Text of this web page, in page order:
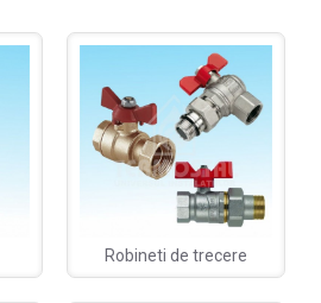
Robineti de trecere